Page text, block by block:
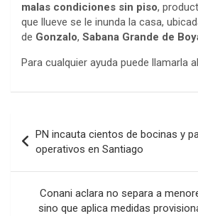
malas condiciones sin piso,
que llueve se le inunda la casa,
de Gonzalo, Sabana Grande de
Para cualquier ayuda puede llamarla al
de
entradas
PN incauta cientos de bocinas y
operativos en Santiago
Conani aclara no separa a
sino que aplica medidas